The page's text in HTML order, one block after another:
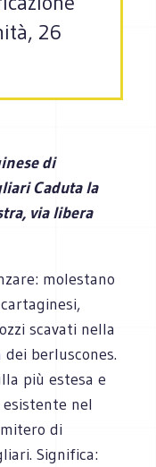
26
di
Caduta la
via libera
molestano
scavati nella
berluscones.
più estesa e
nel
di
Significa: